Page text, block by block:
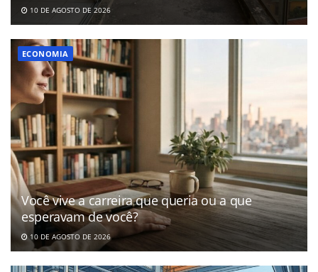
10 DE AGOSTO DE 2026
ECONOMIA
Você vive a carreira que queria ou a que
esperavam de você?
10 DE AGOSTO DE 2026